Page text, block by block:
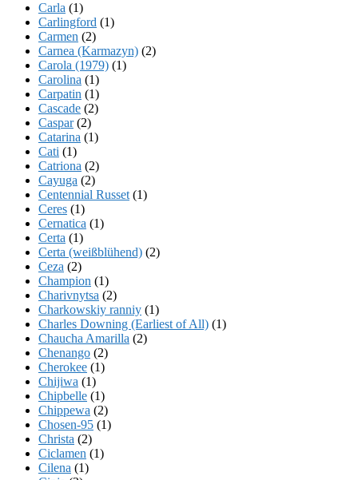
Carla (1)
Carlingford (1)
Carmen (2)
Carnea (Karmazyn) (2)
Carola (1979) (1)
Carolina (1)
Carpatin (1)
Cascade (2)
Caspar(2)
Catarina (1)
Cati (1)
Catriona (2)
Cayuga (2)
Centennial Russet (1)
Ceres (1)
Cernatica (1)
Certa (1)
Certa (weißblühend) (2)
Ceza (2)
Champion (1)
Charivnytsa (2)
Charkowskiy ranniy (1)
Charles Downing (Earliest of All) (1)
Chaucha Amarilla (2)
Chenango (2)
Cherokee (1)
Chijiwa (1)
Chipbelle (1)
Chippewa (2)
Chosen-95 (1)
Christa (2)
Ciclamen (1)
Cilena (1)